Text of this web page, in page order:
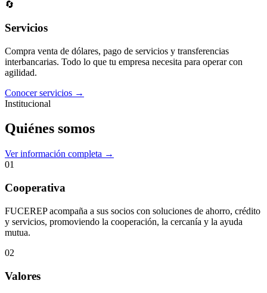
🔄
Servicios
Compra venta de dólares, pago de servicios y transferencias
interbancarias. Todo lo que tu empresa necesita para operar con
agilidad.
Conocer servicios →
Institucional
Quiénes somos
Ver información completa →
01
Cooperativa
FUCEREP acompaña a sus socios con soluciones de ahorro, crédito
y servicios, promoviendo la cooperación, la cercanía y la ayuda
mutua.
02
Valores